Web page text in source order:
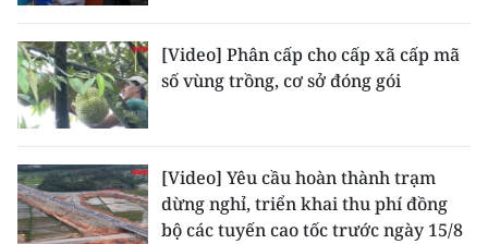
Đông Nam Bộ
Đồng bằng sông Cửu Long
Chuyên trang Hà Nội
Chuyên trang TP. Hồ Chí Minh
[Video] Phân cấp cho cấp xã cấp mã
số vùng trồng, cơ sở đóng gói
[Video] Yêu cầu hoàn thành trạm
dừng nghỉ, triển khai thu phí đồng
bộ các tuyến cao tốc trước ngày 15/8